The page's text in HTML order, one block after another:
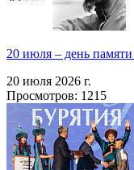
20 июля – день
20 июля 2026 г.
Просмотров: 1215